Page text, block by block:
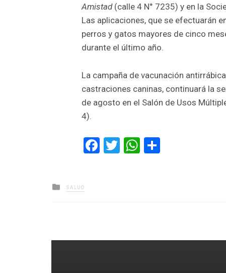
Amistad(calle 4 N° 7235) y en la
Las aplicaciones, que se efectuarán
perros y gatos mayores de cinco
durante el último año.
La campaña de vacunación
castraciones caninas, continuará la
de agosto en el Salón de Usos
4).
Facebook
TwitterWhatsApp
Posted
in
SALUD